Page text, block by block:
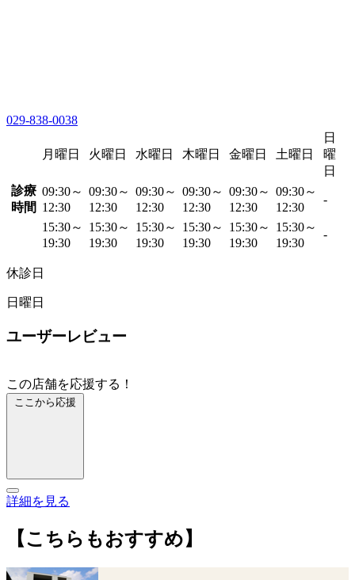
029-838-0038
月曜日 火曜日 水曜日 木曜日 金曜日 土曜日
日
曜
日
診療
時間
09:30～
12:30
09:30～
12:30
09:30～
12:30
09:30～
12:30
09:30～
12:30
09:30～
12:30
-
15:30～
19:30
15:30～
19:30
15:30～
19:30
15:30～
19:30
15:30～
19:30
15:30～
19:30
-
休診日
日曜日
ユーザーレビュー
この店舗を応援する！
ここから応援
詳細を見る
【こちらもおすすめ】